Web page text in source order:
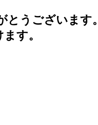
うございます。
す。